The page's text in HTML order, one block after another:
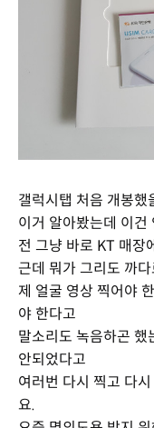
갤럭시탭 처음 개봉했
이거 알아봤는데 이건
전 그냥 바로 KT 매장
근데 뭐가 그리도 까
제 얼굴 영상 찍어야
야 한다고
말소리도 녹음하곤 했
안되었다고
여러번 다시 찍고 다
요.